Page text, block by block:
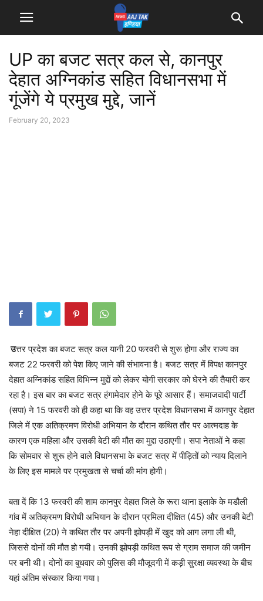
UP का बजट सत्र कल से, कानपुर
देहात अग्निकांड सहित विधानसभा में
गूंजेंगे ये प्रमुख मुद्दे, जानें
February 20, 2023
उत्तर प्रदेश का बजट सत्र कल यानी 20 फरवरी से शुरू होगा और राज्य का
बजट 22 फरवरी को पेश किए जाने की संभावना है। बजट सत्र में विपक्ष कानपुर
देहात अग्निकांड सहित विभिन्न मुद्दों को लेकर योगी सरकार को घेरने की तैयारी कर
रहा है। इस बार का बजट सत्र हंगामेदार होने के पूरे आसार हैं। समाजवादी पार्टी
(सपा) ने 15 फरवरी को ही कहा था कि वह उत्तर प्रदेश विधानसभा में कानपुर देहात
जिले में एक अतिक्रमण विरोधी अभियान के दौरान कथित तौर पर आत्मदाह के
कारण एक महिला और उसकी बेटी की मौत का मुद्दा उठाएगी। सपा नेताओं ने कहा
कि सोमवार से शुरू होने वाले विधानसभा के बजट सत्र में पीड़ितों को न्याय दिलाने
के लिए इस मामले पर प्रमुखता से चर्चा की मांग होगी।
बता दें कि 13 फरवरी की शाम कानपुर देहात जिले के रूरा थाना इलाके के मडौली
गांव में अतिक्रमण विरोधी अभियान के दौरान प्रमिला दीक्षित (45) और उनकी बेटी
नेहा दीक्षित (20) ने कथित तौर पर अपनी झोपड़ी में खुद को आग लगा ली थी,
जिससे दोनों की मौत हो गयी। उनकी झोपड़ी कथित रूप से ग्राम समाज की जमीन
पर बनी थी। दोनों का बुधवार को पुलिस की मौजूदगी में कड़ी सुरक्षा व्यवस्था के बीच
यहां अंतिम संस्कार किया गया।